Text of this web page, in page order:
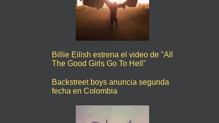
Billie Eilish estrena el video de "All
The Good Girls Go To Hell"
Backstreet boys anuncia segunda
fecha en Colombia